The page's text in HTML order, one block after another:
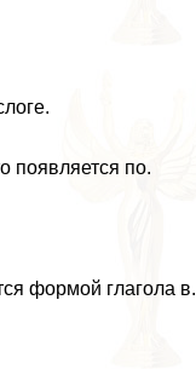
появляется по.
формой глагола в.